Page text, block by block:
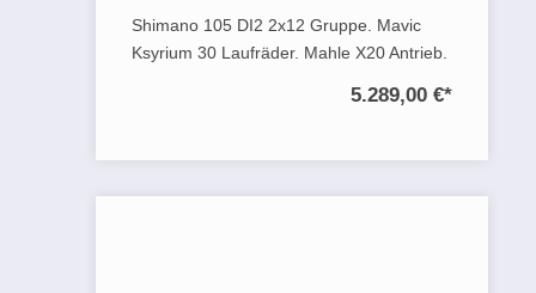
Shimano 105 DI2 2x12 Gruppe. Mavic
Ksyrium 30 Laufräder. Mahle X20 Antrieb.
5.289,00 €*